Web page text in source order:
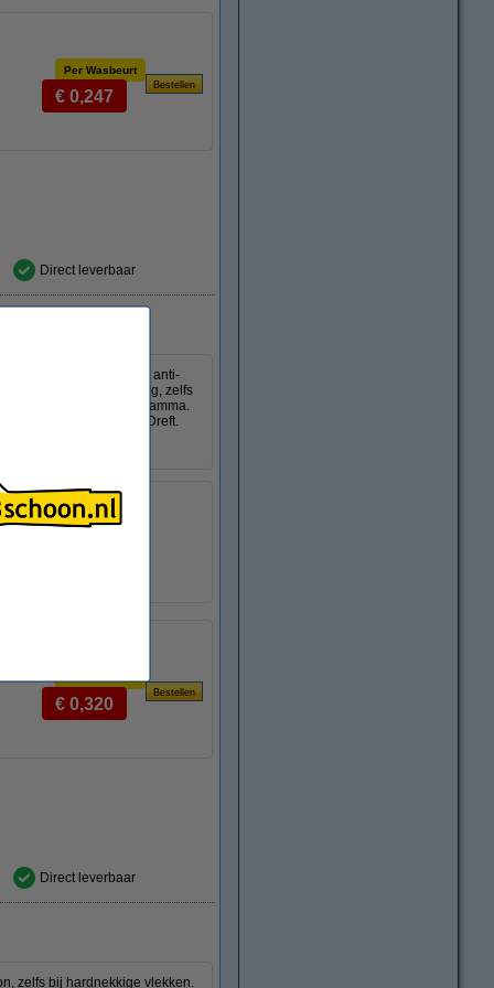
Per Wasbeurt
€ 0,247
Direct leverbaar
en zorgen dankzij de anti-
zijn krachtig, zelfs
voor een korter programma.
rekenen, rekent op Dreft.
30 wasbeurten
Original
€ 0,320
Direct leverbaar
zelfs bij hardnekkige vlekken.